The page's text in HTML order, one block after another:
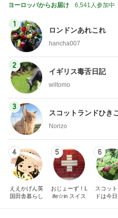
ヨーロッパからお届け 6,541人参加中
1
ロンドンあれこれ
hancha007
2
イギリス毒舌日記
wiltomo
3
スコットランドひき
Norizo
4
ええかげん英
国田舎暮らし
5
おじょーず！L
ife☆in スイス
6
スコッ
ドは今日